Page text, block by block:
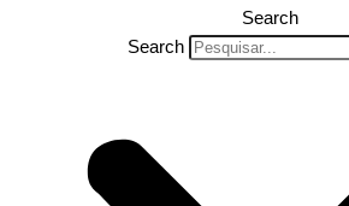
Search
Search